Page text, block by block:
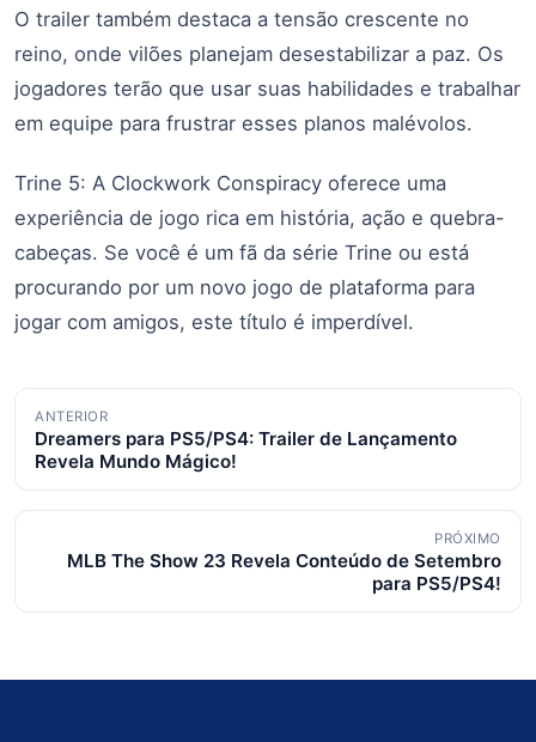
O trailer também destaca a tensão crescente no
reino, onde vilões planejam desestabilizar a paz. Os
jogadores terão que usar suas habilidades e trabalhar
em equipe para frustrar esses planos malévolos.
Trine 5: A Clockwork Conspiracy oferece uma
experiência de jogo rica em história, ação e quebra-
cabeças. Se você é um fã da série Trine ou está
procurando por um novo jogo de plataforma para
jogar com amigos, este título é imperdível.
Navegação
de
posts
ANTERIOR
Dreamers para PS5/PS4: Trailer de Lançamento
Revela Mundo Mágico!
PRÓXIMO
MLB The Show 23 Revela Conteúdo de Setembro
para PS5/PS4!